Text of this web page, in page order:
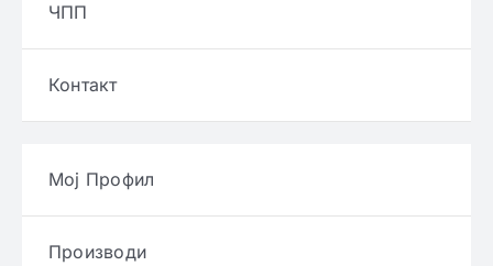
ЧПП
Контакт
Мој Профил
Производи